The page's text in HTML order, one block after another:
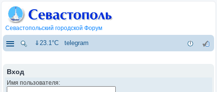
Севастопольский городской Форум
⇓23.1°C telegram
Вход
Имя пользователя: